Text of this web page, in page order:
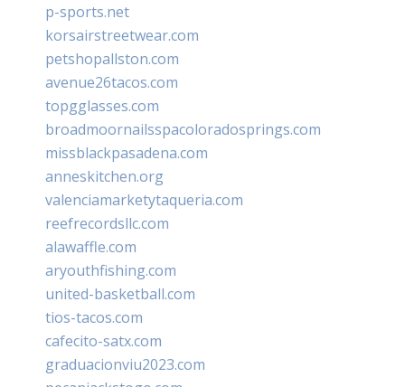
p-sports.net
korsairstreetwear.com
petshopallston.com
avenue26tacos.com
topgglasses.com
broadmoornailsspacoloradosprings.com
missblackpasadena.com
anneskitchen.org
valenciamarketytaqueria.com
reefrecordsllc.com
alawaffle.com
aryouthfishing.com
united-basketball.com
tios-tacos.com
cafecito-satx.com
graduacionviu2023.com